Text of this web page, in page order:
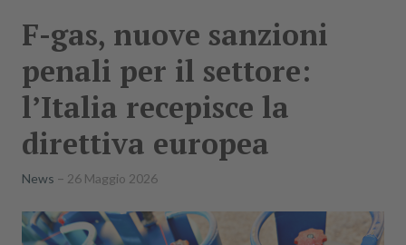
F-gas, nuove sanzioni
penali per il settore:
l’Italia recepisce la
direttiva europea
News 26 Maggio 2026